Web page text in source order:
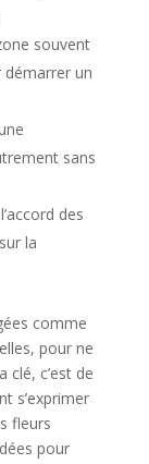
souvent
un
sans
des
la
comme
pour ne
clé, c’est de
s’exprimer
fleurs
pour